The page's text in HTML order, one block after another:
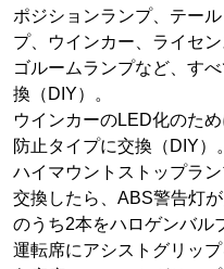
ポジションランプ、テー
プ、ウインカー、ライセ
ゴルームランプなど、す
換（DIY）。
ウインカーのLED化のた
防止タイプに交換（DIY）。
ハイマウントストップラ
交換したら、ABS警告灯
のうち2本をハロゲンバル
運転席にアシストグリッ